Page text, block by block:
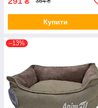
Купити
–13%